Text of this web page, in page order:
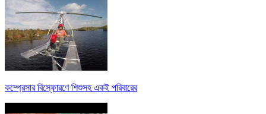
কম্প্রেসার বিস্ফোরণে শিশুসহ একই পরিবারের